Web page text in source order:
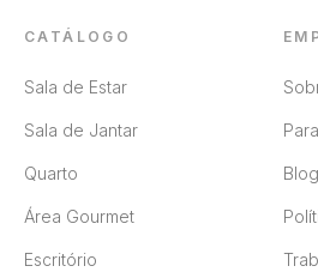
CATÁLOGO
Sala de Estar
Sala de Jantar
Quarto
Área Gourmet
Escritório